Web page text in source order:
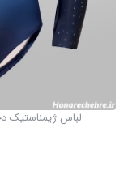
لباس ژیمناستیک